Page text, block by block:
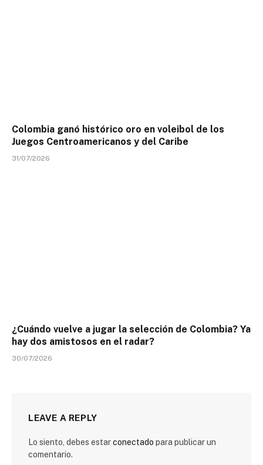
Colombia ganó histórico oro en voleibol de los
Juegos Centroamericanos y del Caribe
31/07/2026
¿Cuándo vuelve a jugar la selección de Colombia? Ya
hay dos amistosos en el radar?
30/07/2026
LEAVE A REPLY
Lo siento, debes estarconectado para publicar un
comentario.